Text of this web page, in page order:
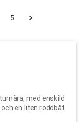
5
med enskild
en liten roddbåt